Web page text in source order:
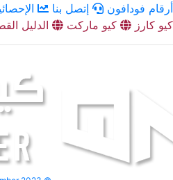
أرقام فودافون
إتصل بنا
كيو كارز
كيو ماركت الدليل